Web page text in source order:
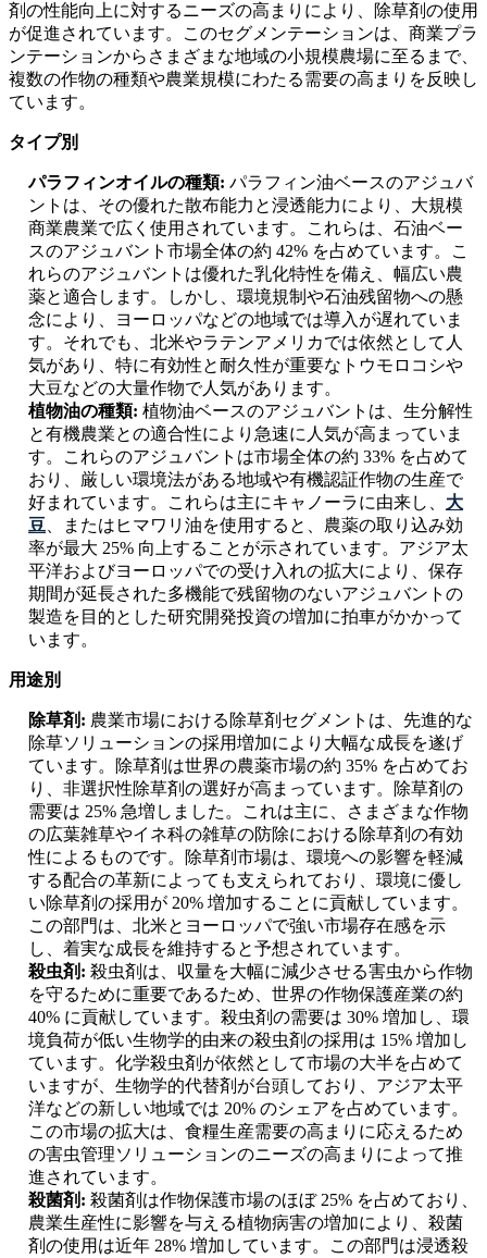
剤の性能向上に対するニーズの高まりにより、除草剤の使用
が促進されています。このセグメンテーションは、商業プラ
ンテーションからさまざまな地域の小規模農場に至るまで、
複数の作物の種類や農業規模にわたる需要の高まりを反映し
ています。
タイプ別
パラフィンオイルの種類: パラフィン油ベースのアジュバ
ントは、その優れた散布能力と浸透能力により、大規模
商業農業で広く使用されています。これらは、石油ベー
スのアジュバント市場全体の約 42% を占めています。こ
れらのアジュバントは優れた乳化特性を備え、幅広い農
薬と適合します。しかし、環境規制や石油残留物への懸
念により、ヨーロッパなどの地域では導入が遅れていま
す。それでも、北米やラテンアメリカでは依然として人
気があり、特に有効性と耐久性が重要なトウモロコシや
大豆などの大量作物で人気があります。
植物油の種類: 植物油ベースのアジュバントは、生分解性
と有機農業との適合性により急速に人気が高まっていま
す。これらのアジュバントは市場全体の約 33% を占めて
おり、厳しい環境法がある地域や有機認証作物の生産で
好まれています。これらは主にキャノーラに由来し、 大
豆 、またはヒマワリ油を使用すると、農薬の取り込み効
率が最大 25% 向上することが示されています。アジア太
平洋およびヨーロッパでの受け入れの拡大により、保存
期間が延長された多機能で残留物のないアジュバントの
製造を目的とした研究開発投資の増加に拍車がかかって
います。
用途別
除草剤: 農業市場における除草剤セグメントは、先進的な
除草ソリューションの採用増加により大幅な成長を遂げ
ています。除草剤は世界の農薬市場の約 35% を占めてお
り、非選択性除草剤の選好が高まっています。除草剤の
需要は 25% 急増しました。これは主に、さまざまな作物
の広葉雑草やイネ科の雑草の防除における除草剤の有効
性によるものです。除草剤市場は、環境への影響を軽減
する配合の革新によっても支えられており、環境に優し
い除草剤の採用が 20% 増加することに貢献しています。
この部門は、北米とヨーロッパで強い市場存在感を示
し、着実な成長を維持すると予想されています。
殺虫剤: 殺虫剤は、収量を大幅に減少させる害虫から作物
を守るために重要であるため、世界の作物保護産業の約
40% に貢献しています。殺虫剤の需要は 30% 増加し、環
境負荷が低い生物学的由来の殺虫剤の採用は 15% 増加し
ています。化学殺虫剤が依然として市場の大半を占めて
いますが、生物学的代替剤が台頭しており、アジア太平
洋などの新しい地域では 20% のシェアを占めています。
この市場の拡大は、食糧生産需要の高まりに応えるため
の害虫管理ソリューションのニーズの高まりによって推
進されています。
殺菌剤: 殺菌剤は作物保護市場のほぼ 25% を占めており、
農業生産性に影響を与える植物病害の増加により、殺菌
剤の使用は近年 28% 増加しています。この部門は浸透殺